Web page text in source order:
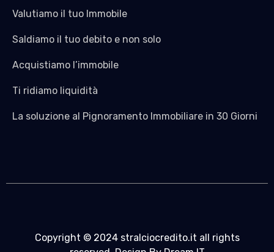
Valutiamo il tuo Immobile
Saldiamo il tuo debito e non solo
Acquistiamo l’immobile
Ti ridiamo liquidità
La soluzione al Pignoramento Immobiliare in 30 Giorni
Copyright © 2024 stralciocredito.it all rights